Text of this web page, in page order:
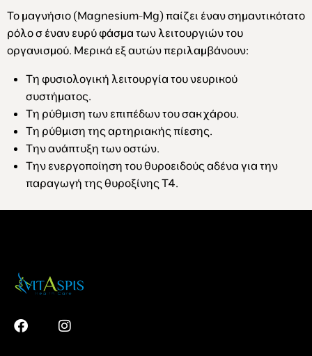
Το μαγνήσιο (Magnesium-Mg) παίζει έναν σημαντικότατο
ρόλο σ έναν ευρύ φάσμα των λειτουργιών του
οργανισμού. Μερικά εξ αυτών περιλαμβάνουν:
Τη φυσιολογική λειτουργία του νευρικού
συστήματος.
Τη ρύθμιση των επιπέδων του σακχάρου.
Τη ρύθμιση της αρτηριακής πίεσης.
Την ανάπτυξη των οστών.
Την ενεργοποίηση του θυροειδούς αδένα για την
παραγωγή της θυροξίνης Τ4.